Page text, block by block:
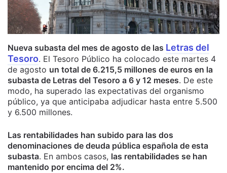
Nueva subasta del mes de agosto de las Letras del
Tesoro. El Tesoro Público ha colocado este martes 4
de agosto un total de 6.215,5 millones de euros en la
subasta de Letras del Tesoro a 6 y 12 meses. De este
modo, ha superado las expectativas del organismo
público, ya que anticipaba adjudicar hasta entre 5.500
y 6.500 millones.
Las rentabilidades han subido para las dos
denominaciones de deuda pública española de esta
subasta. En ambos casos, las rentabilidades se han
mantenido por encima del 2%.